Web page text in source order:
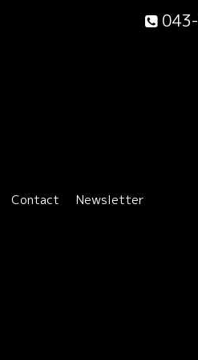
Contact Newsletter